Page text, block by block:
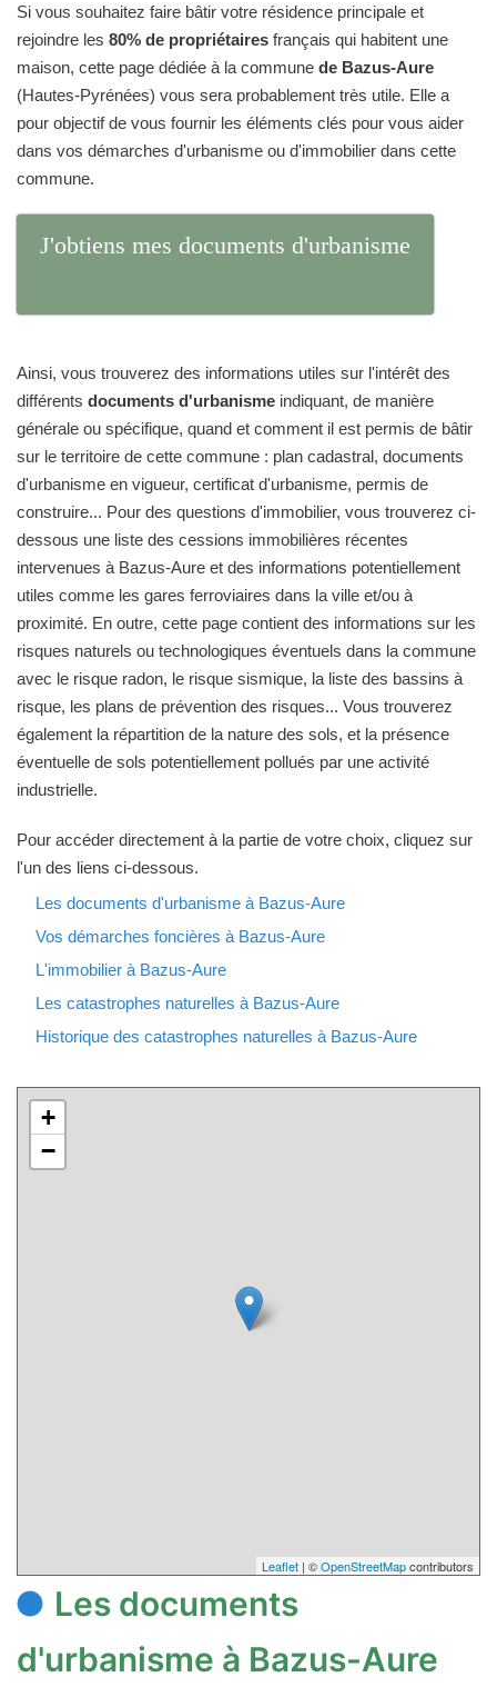
Si vous souhaitez faire bâtir votre résidence principale et
rejoindre les 80% de propriétaires français qui habitent une
maison, cette page dédiée à la commune de Bazus-Aure
(Hautes-Pyrénées) vous sera probablement très utile. Elle a
pour objectif de vous fournir les éléments clés pour vous aider
dans vos démarches d'urbanisme ou d'immobilier dans cette
commune.
J'obtiens mes documents d'urbanisme
Ainsi, vous trouverez des informations utiles sur l'intérêt des
différents documents d'urbanisme indiquant, de manière
générale ou spécifique, quand et comment il est permis de bâtir
sur le territoire de cette commune : plan cadastral, documents
d'urbanisme en vigueur, certificat d'urbanisme, permis de
construire... Pour des questions d'immobilier, vous trouverez ci-
dessous une liste des cessions immobilières récentes
intervenues à Bazus-Aure et des informations potentiellement
utiles comme les gares ferroviaires dans la ville et/ou à
proximité. En outre, cette page contient des informations sur les
risques naturels ou technologiques éventuels dans la commune
avec le risque radon, le risque sismique, la liste des bassins à
risque, les plans de prévention des risques... Vous trouverez
également la répartition de la nature des sols, et la présence
éventuelle de sols potentiellement pollués par une activité
industrielle.
Pour accéder directement à la partie de votre choix, cliquez sur
l'un des liens ci-dessous.
Les documents d'urbanisme à Bazus-Aure
Vos démarches foncières à Bazus-Aure
L'immobilier à Bazus-Aure
Les catastrophes naturelles à Bazus-Aure
Historique des catastrophes naturelles à Bazus-Aure
+
−
Leaflet | ©OpenStreetMapcontributors
Les documents
d'urbanisme à Bazus-Aure